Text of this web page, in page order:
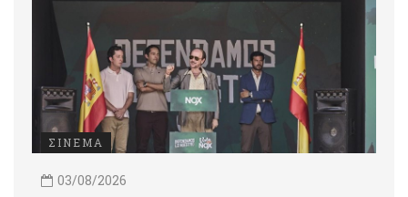
ΣΙΝΕΜΑ
03/08/2026